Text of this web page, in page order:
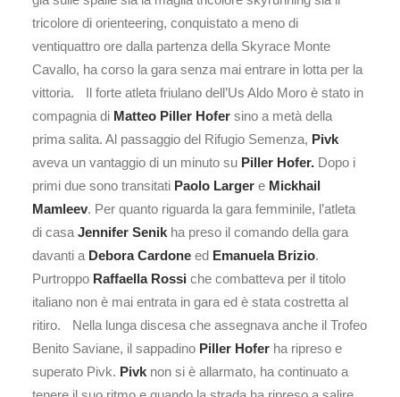
tricolore di orienteering, conquistato a meno di
ventiquattro ore dalla partenza della Skyrace Monte
Cavallo, ha corso la gara senza mai entrare in lotta per la
vittoria. Il forte atleta friulano dell’Us Aldo Moro è stato in
compagnia di Matteo Piller Hofer sino a metà della
prima salita. Al passaggio del Rifugio Semenza, Pivk
aveva un vantaggio di un minuto su Piller Hofer. Dopo i
primi due sono transitati Paolo Larger e Mickhail
Mamleev. Per quanto riguarda la gara femminile, l’atleta
di casa Jennifer Senik ha preso il comando della gara
davanti a Debora Cardone ed Emanuela Brizio.
Purtroppo Raffaella Rossi che combatteva per il titolo
italiano non è mai entrata in gara ed è stata costretta al
ritiro. Nella lunga discesa che assegnava anche il Trofeo
Benito Saviane, il sappadino Piller Hofer ha ripreso e
superato Pivk. Pivk non si è allarmato, ha continuato a